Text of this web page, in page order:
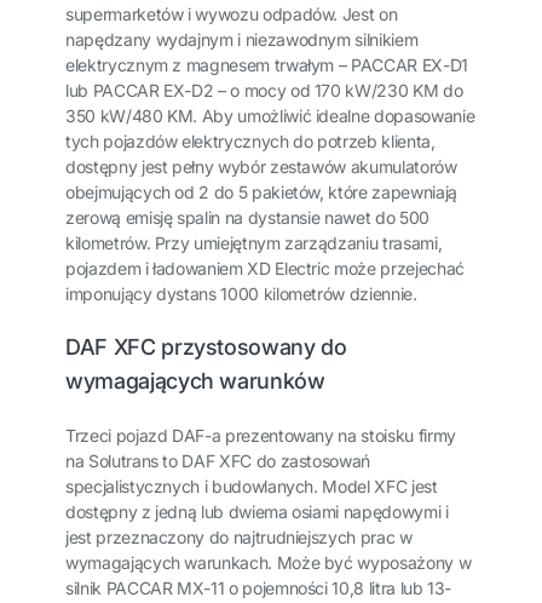
supermarketów i wywozu odpadów. Jest on
napędzany wydajnym i niezawodnym silnikiem
elektrycznym z magnesem trwałym – PACCAR EX-D1
lub PACCAR EX-D2 – o mocy od 170 kW/230 KM do
350 kW/480 KM. Aby umożliwić idealne dopasowanie
tych pojazdów elektrycznych do potrzeb klienta,
dostępny jest pełny wybór zestawów akumulatorów
obejmujących od 2 do 5 pakietów, które zapewniają
zerową emisję spalin na dystansie nawet do 500
kilometrów. Przy umiejętnym zarządzaniu trasami,
pojazdem i ładowaniem XD Electric może przejechać
imponujący dystans 1000 kilometrów dziennie.
DAF XFC przystosowany do
wymagających warunków
Trzeci pojazd DAF-a prezentowany na stoisku firmy
na Solutrans to DAF XFC do zastosowań
specjalistycznych i budowlanych. Model XFC jest
dostępny z jedną lub dwiema osiami napędowymi i
jest przeznaczony do najtrudniejszych prac w
wymagających warunkach. Może być wyposażony w
silnik PACCAR MX-11 o pojemności 10,8 litra lub 13-